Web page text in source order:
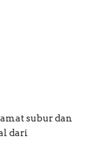
subur dan
dari